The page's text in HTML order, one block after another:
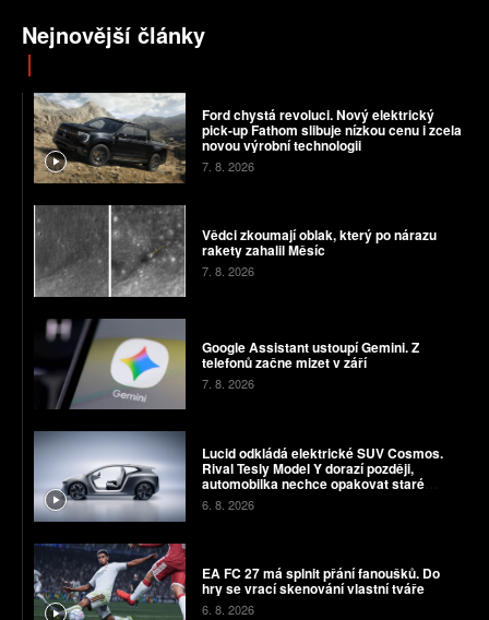
Nejnovější články
Ford chystá revoluci. Nový elektrický
pick-up Fathom slibuje nízkou cenu i zcela
novou výrobní technologii
7. 8. 2026
Vědci zkoumají oblak, který po nárazu
rakety zahalil Měsíc
7. 8. 2026
Google Assistant ustoupí Gemini. Z
telefonů začne mizet v září
7. 8. 2026
Lucid odkládá elektrické SUV Cosmos.
Rival Tesly Model Y dorazí později,
automobilka nechce opakovat staré
chyby
6. 8. 2026
EA FC 27 má splnit přání fanoušků. Do
hry se vrací skenování vlastní tváře
6. 8. 2026